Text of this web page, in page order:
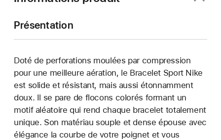
Présentation
Doté de perforations moulées par compression
pour une meilleure aération, le Bracelet Sport Nike
est solide et résistant, mais aussi étonnamment
doux. Il se pare de flocons colorés formant un
motif aléatoire qui rend chaque bracelet totalement
unique. Son matériau souple et dense épouse avec
élégance la courbe de votre poignet et vous